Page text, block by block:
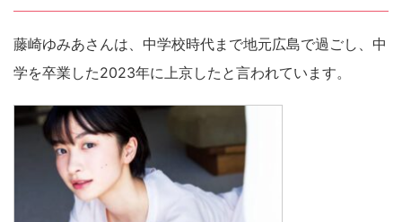
藤崎ゆみあさんは、中学校時代まで地元広島で過ごし、中
学を卒業した2023年に上京したと言われています。